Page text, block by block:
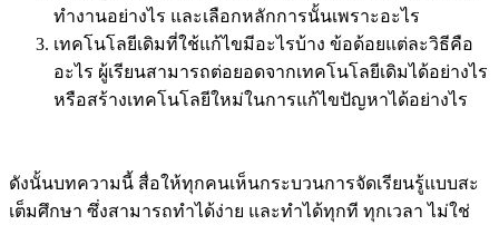
ทำงานอย่างไร และเลือกหลักการนั้นเพราะอะไร
เทคโนโลยีเดิมที่ใช้แก้ไขมีอะไรบ้าง ข้อด้อยแต่ละวิธีคือ
อะไร ผู้เรียนสามารถต่อยอดจากเทคโนโลยีเดิมได้อย่างไร
หรือสร้างเทคโนโลยีใหม่ในการแก้ไขปัญหาได้อย่างไร
ดังนั้นบทความนี้ สื่อให้ทุกคนเห็นกระบวนการจัดเรียนรู้แบบสะ
เต็มศึกษา ซึ่งสามารถทำได้ง่าย และทำได้ทุกที ทุกเวลา ไม่ใช่